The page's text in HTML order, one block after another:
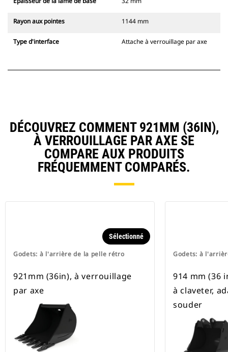
Rayon aux pointes 1144 mm
Type d'interface Attache à verrouillage par axe
DÉCOUVREZ COMMENT 921MM (36IN),
À VERROUILLAGE PAR AXE SE
COMPARE AUX PRODUITS
FRÉQUEMMENT COMPARÉS.
Godets: à l'arrière de la pelle rétro
Sélectionné
921mm (36in), à verrouillage
par axe
Godets: à
914 mm (36
à claveter,
souder